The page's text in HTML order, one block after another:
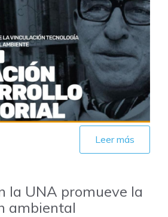
Leer más
la UNA promueve la
ambiental